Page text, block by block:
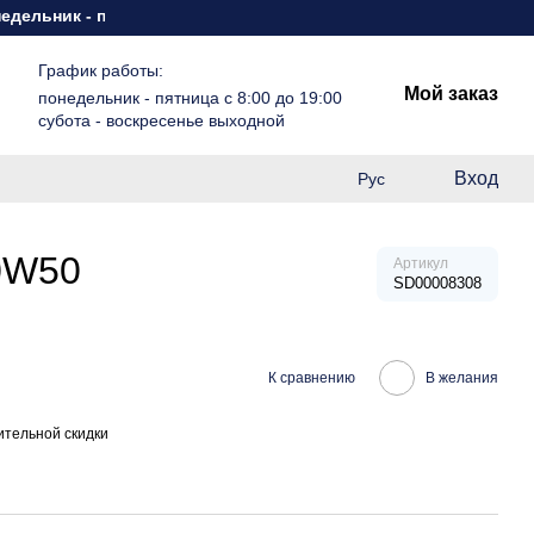
- пятница с 8:00 до 19:00 субота - воскресенье
График работы:
понедельник - пятница с 8:00 до 19:00
субота - воскресенье выходной
Мой заказ
Рус Вход
Артикул
SD00008308
К сравнению В желания
скидки